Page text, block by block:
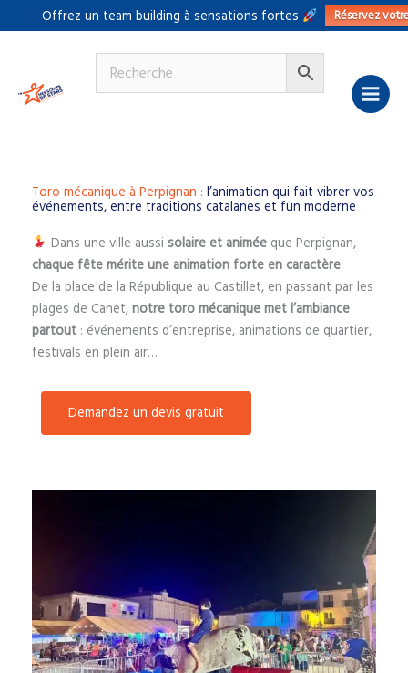
Offrez un team building à sensations fortes Réservez
au
Toro mécanique à Perpignan : l’animation qui fait vibrer vos
événements, entre traditions catalanes et fun moderne
Dans une ville aussi solaire et animéeque Perpignan,
chaque fête mérite une animation forte en caractère.
De la place de la République au Castillet, en passant par les
plages de Canet, notre toro mécanique met l’ambiance
partout : événements d’entreprise, animations de quartier,
festivals en plein air…
Demandez un devis gratuit